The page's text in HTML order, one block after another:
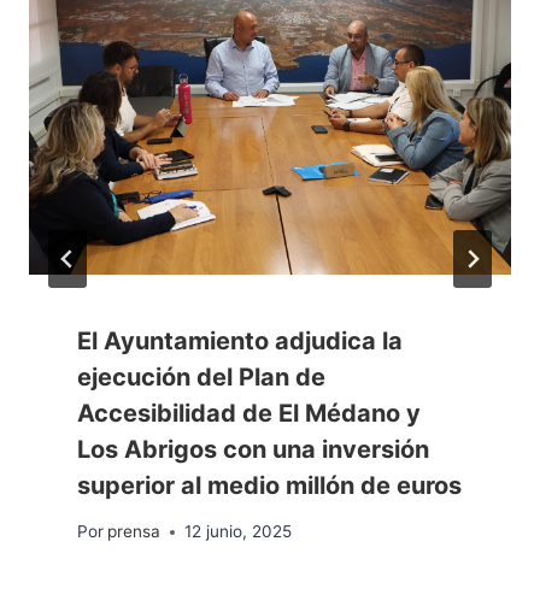
El Ayuntamiento adjudica la
ejecución del Plan de
Accesibilidad de El Médano y
Los Abrigos con una inversión
superior al medio millón de euros
Por prensa 12 junio, 2025